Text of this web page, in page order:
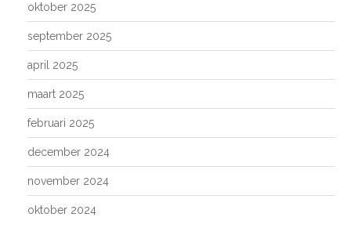
oktober 2025
september 2025
april 2025
maart 2025
februari 2025
december 2024
november 2024
oktober 2024